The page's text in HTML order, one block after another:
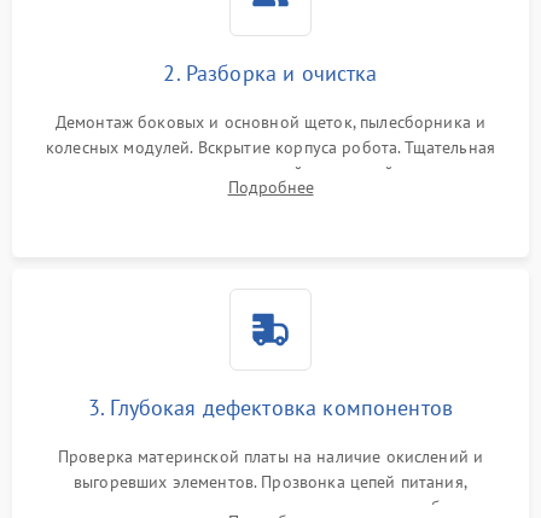
2. Разборка и очистка
Демонтаж боковых и основной щеток, пылесборника и
колесных модулей. Вскрытие корпуса робота. Тщательная
очистка внутренних полостей, шестерней и плат от
скопившейся пыли, волос и шерсти животных с
Подробнее
3. Глубокая дефектовка компонентов
Проверка материнской платы на наличие окислений и
выгоревших элементов. Прозвонка цепей питания,
тестирование приводных моторов колес и турбины